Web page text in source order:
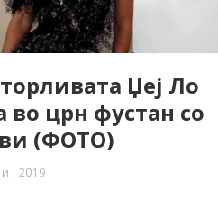
Џеј Ло
во црн фустан со
(ФОТО)
, 2019